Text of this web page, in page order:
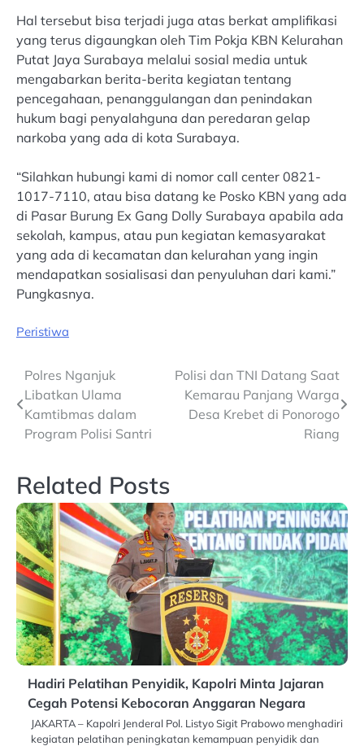
Hal tersebut bisa terjadi juga atas berkat amplifikasi
yang terus digaungkan oleh Tim Pokja KBN Kelurahan
Putat Jaya Surabaya melalui sosial media untuk
mengabarkan berita-berita kegiatan tentang
pencegahaan, penanggulangan dan penindakan
hukum bagi penyalahguna dan peredaran gelap
narkoba yang ada di kota Surabaya.
“Silahkan hubungi kami di nomor call center 0821-
1017-7110, atau bisa datang ke Posko KBN yang ada
di Pasar Burung Ex Gang Dolly Surabaya apabila ada
sekolah, kampus, atau pun kegiatan kemasyarakat
yang ada di kecamatan dan kelurahan yang ingin
mendapatkan sosialisasi dan penyuluhan dari kami.”
Pungkasnya.
Peristiwa
Post
navigation
Polres Nganjuk
Libatkan Ulama
Kamtibmas dalam
Program Polisi Santri
Polisi dan TNI Datang Saat
Kemarau Panjang Warga
Desa Krebet di Ponorogo
Riang
Related Posts
Hadiri Pelatihan Penyidik, Kapolri Minta Jajaran
Cegah Potensi Kebocoran Anggaran Negara
JAKARTA – Kapolri Jenderal Pol. Listyo Sigit Prabowo menghadiri
kegiatan pelatihan peningkatan kemampuan penyidik dan